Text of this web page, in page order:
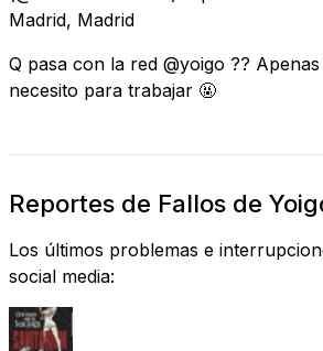
Madrid, Madrid
Q pasa con la red @yoigo ??
necesito para trabajar 🤬
Reportes de Fallos de
Los últimos problemas e
social media: